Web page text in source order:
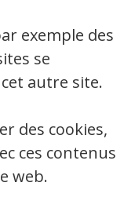
exemple des
se
autre site.
des cookies,
ces contenus
web.